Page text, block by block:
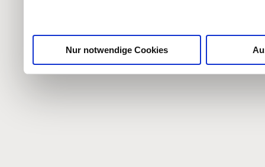
Nur notwendige Cookies